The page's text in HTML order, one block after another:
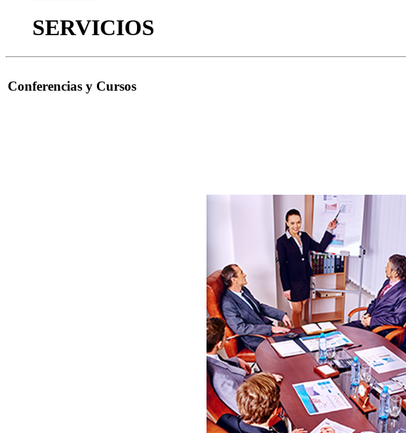
SERVICIOS
Conferencias y Cursos